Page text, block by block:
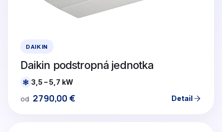
DAIKIN
Daikin podstropná jednotka
3,5 – 5,7 kW
od 2790,00 € Detail